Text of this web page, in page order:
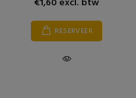
RESERVEER